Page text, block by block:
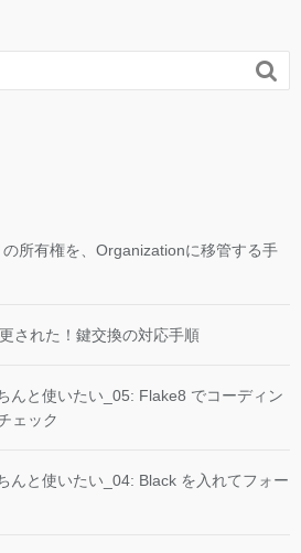

所有権を、Organizationに移管する手
された！鍵交換の対応手順
んと使いたい_05: Flake8 でコーディン
ェック
んと使いたい_04: Black を入れてフォー